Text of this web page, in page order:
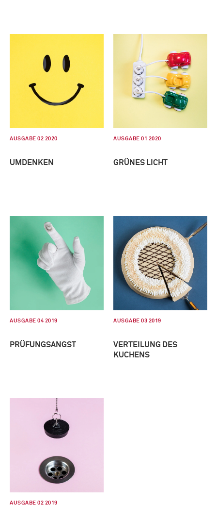
AUSGABE 02 2020
UMDENKEN
AUSGABE 01 2020
GRÜNES LICHT
AUSGABE 04 2019
PRÜFUNGSANGST
AUSGABE 03 2019
VERTEILUNG DES
KUCHENS
AUSGABE 02 2019